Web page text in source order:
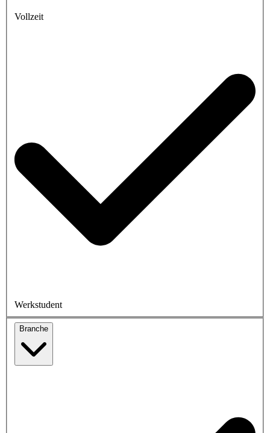
Vollzeit
Werkstudent
Branche